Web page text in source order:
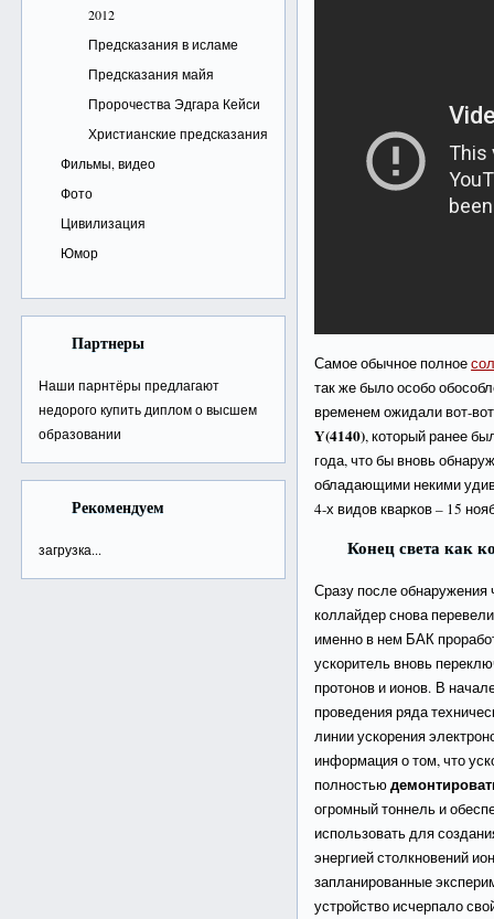
2012
Предсказания в исламе
Предсказания майя
Пророчества Эдгара Кейси
Христианские предсказания
Фильмы, видео
Фото
Цивилизация
Юмор
Партнеры
Наши парнтёры предлагают
недорогокупить диплом о высшем
образовании
Рекомендуем
загрузка...
Самое обычное полное
так же было особо
временем ожидали вот-
Y(4140), который ранее
года, что бы вновь
обладающими некими
4-х видов кварков – 15
Конец света как
Сразу после
коллайдер снова
именно в нем БАК
ускоритель вновь
протонов и ионов. В
проведения ряда
линии ускорения
информация о том, что
полностью
огромный тоннель и
использовать для
энергией столкновений
запланированные
устройство исчерпало